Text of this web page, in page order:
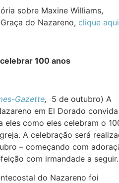
sobre Maxine Williams,
do Nazareno, clique aqui
100 anos
Gazette, 5 de outubro) A
em El Dorado
eles como eles celebram o
A celebração será
– começando com
com irmandade a seguir.
do Nazareno foi